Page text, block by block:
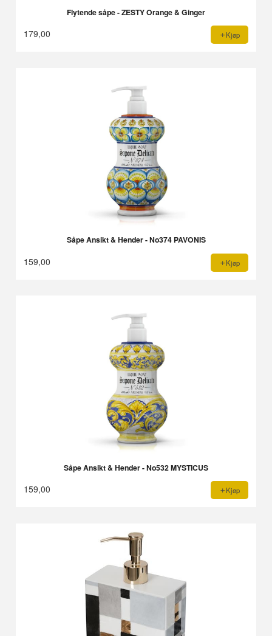
Flytende såpe - ZESTY Orange & Ginger
179,00 Kjøp
Såpe Ansikt & Hender - No374 PAVONIS
159,00 Kjøp
Såpe Ansikt & Hender - No532 MYSTICUS
159,00 Kjøp